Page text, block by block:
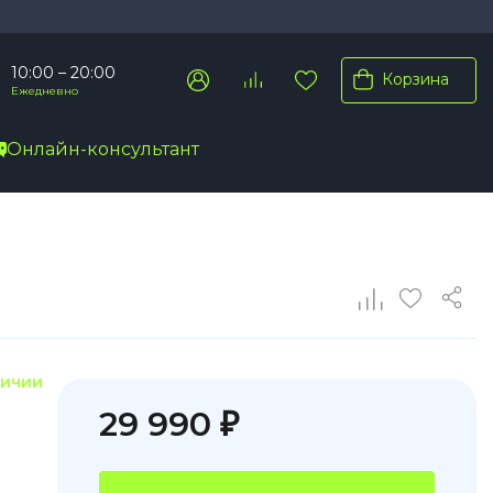
10:00 – 20:00
Ежедневно
Корзина
Онлайн-консультант
29 990 ₽